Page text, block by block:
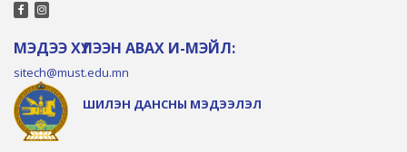
МЭДЭЭ ХҮЛЭЭН АВАХ И-МЭЙЛ:
sitech@must.edu.mn
ШИЛЭН ДАНСНЫ МЭДЭЭЛЭЛ